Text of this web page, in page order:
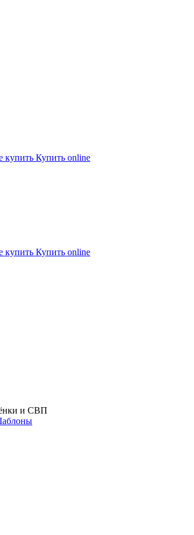
купить Купить online
купить Купить online
и СВП